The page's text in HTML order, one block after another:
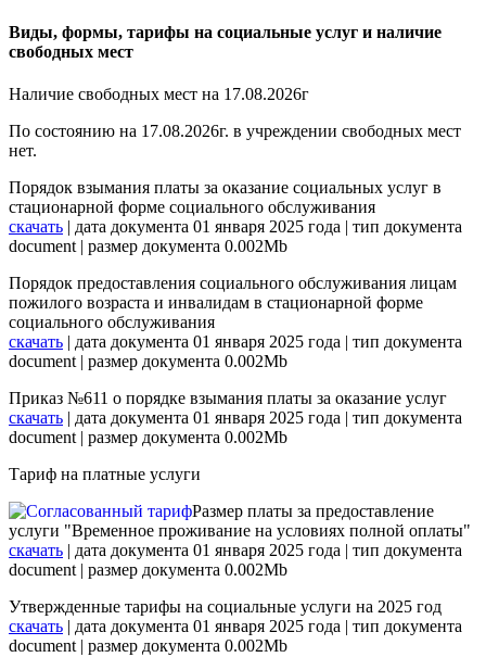
Виды, формы, тарифы на социальные услуг и наличие
свободных мест
Наличие свободных мест на 17.08.2026г
По состоянию на 17.08.2026г. в учреждении свободных мест
нет.
Порядок взымания платы за оказание социальных услуг в
стационарной форме социального обслуживания
скачать | дата документа 01 января 2025 года | тип документа
document | размер документа 0.002Mb
Порядок предоставления социального обслуживания лицам
пожилого возраста и инвалидам в стационарной форме
социального обслуживания
скачать | дата документа 01 января 2025 года | тип документа
document | размер документа 0.002Mb
Приказ №611 о порядке взымания платы за оказание услуг
скачать | дата документа 01 января 2025 года | тип документа
document | размер документа 0.002Mb
Тариф на платные услуги
Размер платы за предоставление
услуги "Временное проживание на условиях полной оплаты"
скачать | дата документа 01 января 2025 года | тип документа
document | размер документа 0.002Mb
Утвержденные тарифы на социальные услуги на 2025 год
скачать | дата документа 01 января 2025 года | тип документа
document | размер документа 0.002Mb